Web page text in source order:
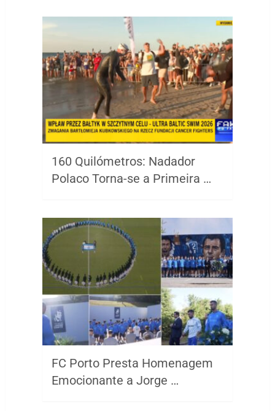
160 Quilómetros: Nadador
Polaco Torna-se a Primeira …
FC Porto Presta Homenagem
Emocionante a Jorge …